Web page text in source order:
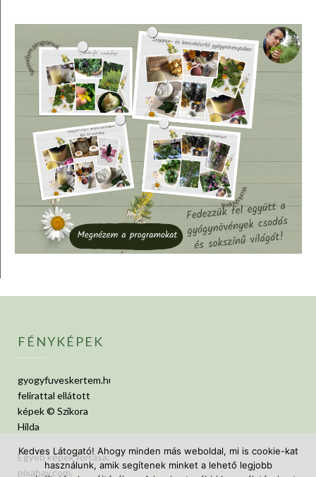
FÉNYKÉPEK
gyogyfuveskertem.hu
felirattal ellátott
képek © Szikora
Hilda
Egyéb képek forrása:
pixabay.com,
Kedves Látogató! Ahogy minden más weboldal, mi is cookie-kat
használunk, amik segítenek minket a lehető legjobb